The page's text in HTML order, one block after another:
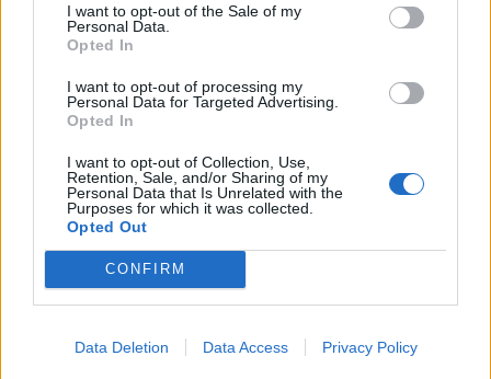
I want to opt-out of the Sale of my
Personal Data.
Opted In
I want to opt-out of processing my
Personal Data for Targeted Advertising.
Opted In
I want to opt-out of Collection, Use,
Retention, Sale, and/or Sharing of my
Personal Data that Is Unrelated with the
Purposes for which it was collected.
Opted Out
CONFIRM
Data Deletion Data Access Privacy Policy